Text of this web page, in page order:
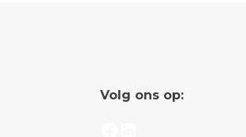
Volg ons op: